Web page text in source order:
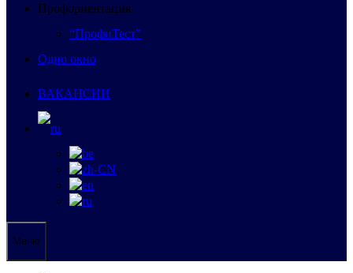
Профориентация
“ПрофиТест”
Одно окно
ВАКАНСИИ
Меню